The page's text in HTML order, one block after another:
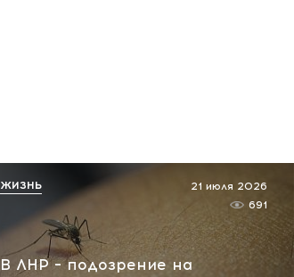
В ЛНР – подозрение на
21 июля 2026
691
ЖИЗНЬ